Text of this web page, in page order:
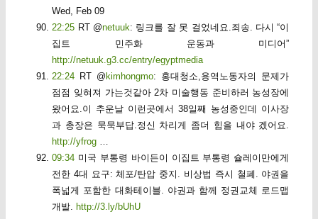
Wed, Feb 09
22:25 RT @netuuk: 링크를 잘 못 걸었네요.죄송. 다시 “이
집트 민주화 운동과 미디어”
http://netuuk.g3.cc/entry/egyptmedia
22:24 RT @kimhongmo: 홍대청소,용역노동자의 문제가
점점 잊혀져 가는것같아 2차 미술행동 준비하러 농성장에
왔어요.이 추운날 이런곳에서 38일째 농성중인데 이사장
과 총장은 묵묵부답.정신 차리게 좀더 힘을 내야 겠어요.
http://yfrog
09:34 미국 부통령 바이든이 이집트 부통령 슐레이만에게
전한 4대 요구: 체포/탄압 중지. 비상법 즉시 철폐. 야권을
폭넓게 포함한 대화테이블. 야권과 함께 정권교체 로드맵
개발.http://3.ly/bUhU